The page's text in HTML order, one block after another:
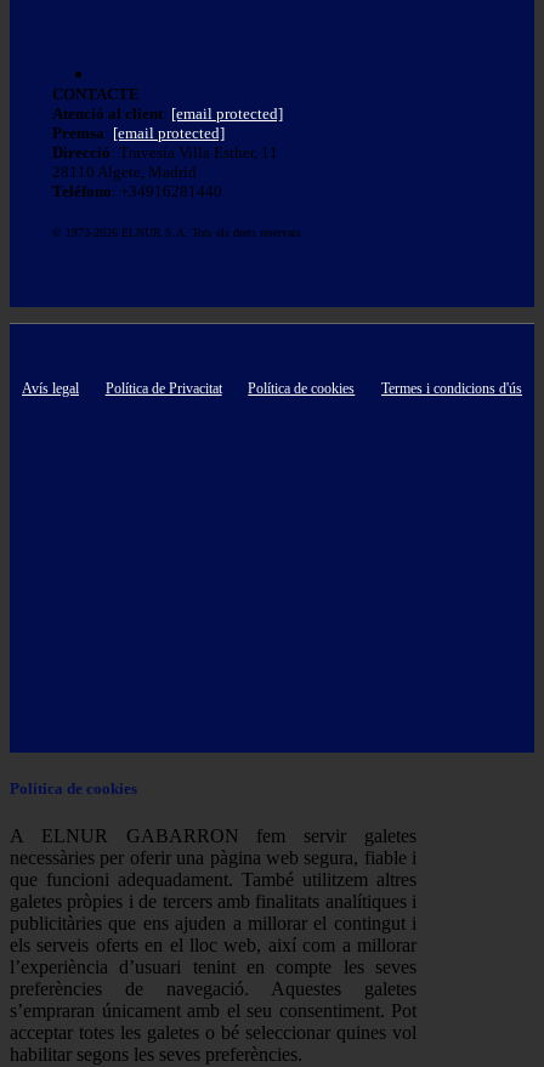
CONTACTE
Atenció al client: [email protected]
Premsa: [email protected]
Direcció: Travesía Villa Esther, 11
28110 Algete, Madrid
Teléfono: +34916281440
© 1973-2026 ELNUR S.A. Tots els drets reservats
Avís legal Política de Privacitat Política de cookies Termes i condicions d'ús
Política de cookies
A ELNUR GABARRON fem servir galetes
necessàries per oferir una pàgina web segura, fiable i
que funcioni adequadament. També utilitzem altres
galetes pròpies i de tercers amb finalitats analítiques i
publicitàries que ens ajuden a millorar el contingut i
els serveis oferts en el lloc web, així com a millorar
l’experiència d’usuari tenint en compte les seves
preferències de navegació. Aquestes galetes
s’empraran únicament amb el seu consentiment. Pot
acceptar totes les galetes o bé seleccionar quines vol
habilitar segons les seves preferències.